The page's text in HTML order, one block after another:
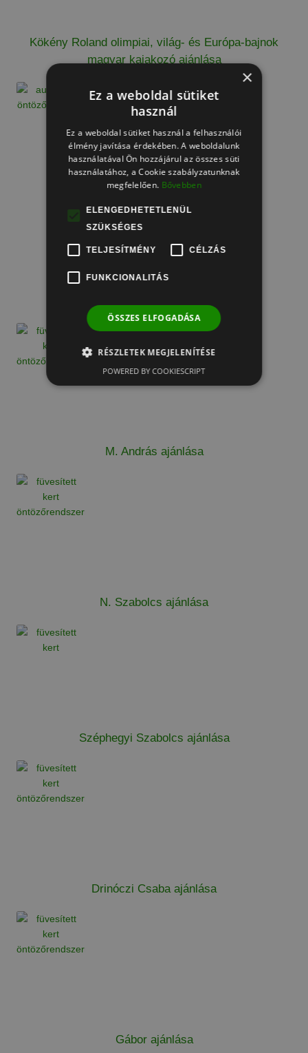
Kökény Roland olimpiai, világ- és Európa-bajnok
magyar kajakozó ajánlása
M. András ajánlása
N. Szabolcs ajánlása
Széphegyi Szabolcs ajánlása
Drinóczi Csaba ajánlása
Gábor ajánlása
×
Ez a weboldal sütiket
használ
Ez a weboldal sütiket használ a felhasználói
élmény javítása érdekében. A weboldalunk
használatával Ön hozzájárul az összes süti
használatához, a Cookie szabályzatunknak
megfelelően. Bővebben
ELENGEDHETETLENÜL
SZÜKSÉGES
TELJESÍTMÉNY CÉLZÁS
FUNKCIONALITÁS
ÖSSZES ELFOGADÁSA
RÉSZLETEK MEGJELENÍTÉSE
POWERED BY COOKIESCRIPT